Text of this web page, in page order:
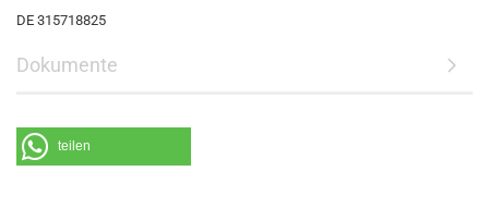
DE 315718825
Dokumente
teilen